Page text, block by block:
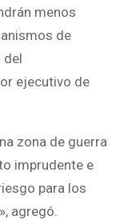
menos
de
del
ejecutivo de
zona de guerra
imprudente e
para los
agregó.